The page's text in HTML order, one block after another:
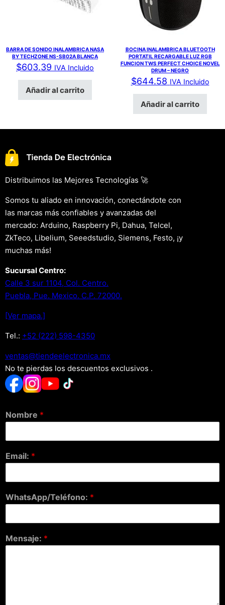
BARRA DE SONIDO INALAMBRICA NASA
BY TECHZONE NS-SB02A BLANCA
$603.39 IVA Incluido
Añadir al carrito
BOCINA INALAMBRICA BLUETOOTH
PORTATIL RECARGABLE LUZ RGB
FUNCION TWS PERFECT CHOICE NOVEL
DRUM – NEGRO
$644.58 IVA Incluido
Añadir al carrito
Distribuimos las Mejores Tecnologías 🚀
Somos tu aliado en innovación, conectándote con
las marcas más confiables y avanzadas del
mercado: Arduino, Raspberry Pi, Dahua, Telcel,
ZkTeco, Libelium, Seeedstudio, Siemens, Festo, ¡y
muchas más!
Sucursal Centro:
Calle 3 sur 1104, Col. Centro.
Puebla, Pue. Mexico. C.P. 72000.
[Ver mapa.]
Tel.: +52 (222) 598-4350
xm.acinortceleedneit@satnev
No te pierdas los descuentos exclusivos .
Nombre *
Email: *
WhatsApp/Teléfono: *
Mensaje: *